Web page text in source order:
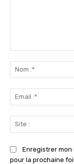
Enregistrer mon
pour la prochaine